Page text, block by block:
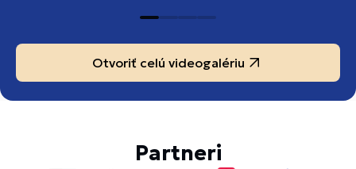
Otvoriť celú videogalériu
Partneri